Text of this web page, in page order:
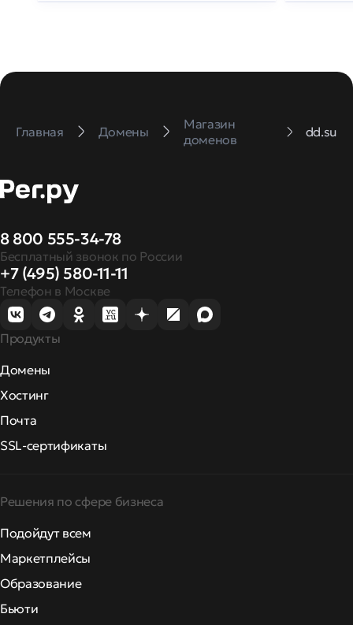
Главная Домены
Магазин
доменов
dd.su
8 800 555-34-78
Бесплатный звонок по России
+7 (495) 580-11-11
Телефон в Москве
Продукты
Домены
Хостинг
Почта
SSL-сертификаты
Решения по сфере бизнеса
Подойдут всем
Маркетплейсы
Образование
Бьюти